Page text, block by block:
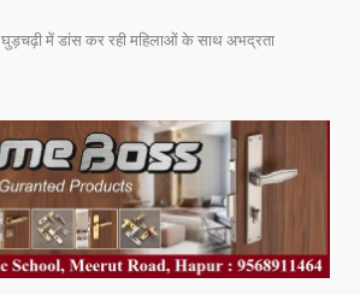
घुड़चढ़ी में डांस कर रही महिलाओं के साथ अभद्रता